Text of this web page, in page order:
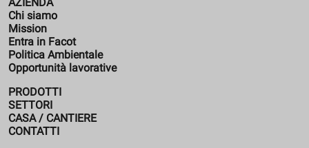
Chi siamo
Mission
Entra in Facot
Politica Ambientale
Opportunità lavorative
PRODOTTI
SETTORI
CASA / CANTIERE
CONTATTI